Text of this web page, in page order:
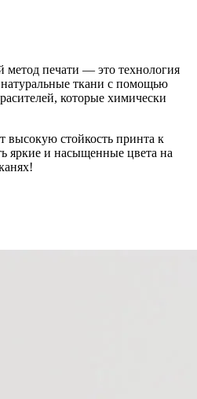
печати — это технология
ткани с помощью
которые химически
высокую стойкость принта к
яркие и насыщенные цвета на